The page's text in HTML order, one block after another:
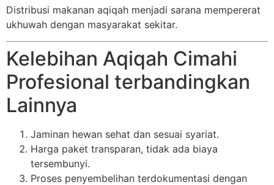
Distribusi makanan aqiqah menjadi sarana mempererat
ukhuwah dengan masyarakat sekitar.
Kelebihan Aqiqah Cimahi
Profesional terbandingkan
Lainnya
Jaminan hewan sehat dan sesuai syariat.
Harga paket transparan, tidak ada biaya
tersembunyi.
Proses penyembelihan terdokumentasi dengan